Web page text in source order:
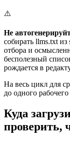
⚠️
Не
собирать llms.txt из
отбора и
бесполезный
рождается в
На весь цикл для
до одного
Куда
проверить,